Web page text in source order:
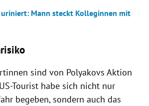
uriniert: Mann steckt Kolleginnen mit
sind von Polyakovs Aktion
Tourist habe sich nicht nur
begeben, sondern auch das